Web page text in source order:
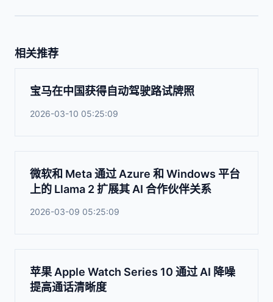
相关推荐
宝马在中国获得自动驾驶路试牌照
2026-03-10 05:25:09
微软和 Meta 通过 Azure 和 Windows 平台
上的 Llama 2 扩展其 AI 合作伙伴关系
2026-03-09 05:25:09
苹果 Apple Watch Series 10 通过 AI 降噪
提高通话清晰度